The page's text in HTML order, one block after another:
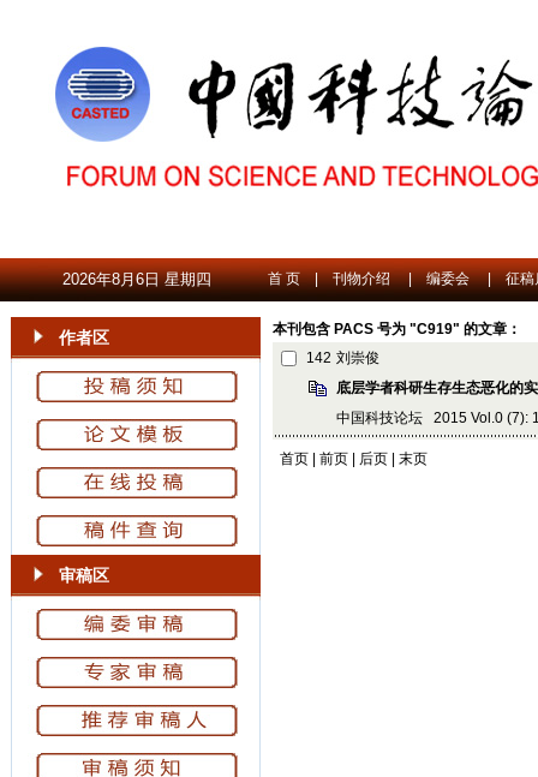
2026年8月6日 星期四 首 页 | 刊物介绍 | 编委会 | 征稿
作者区
审稿区
本刊包含 PACS 号为 "C919" 的文章：
142 刘崇俊
底层学者科研生存生态恶化的
中国科技论坛 2015 Vol.0 (7):
首页 | 前页 | 后页 | 末页